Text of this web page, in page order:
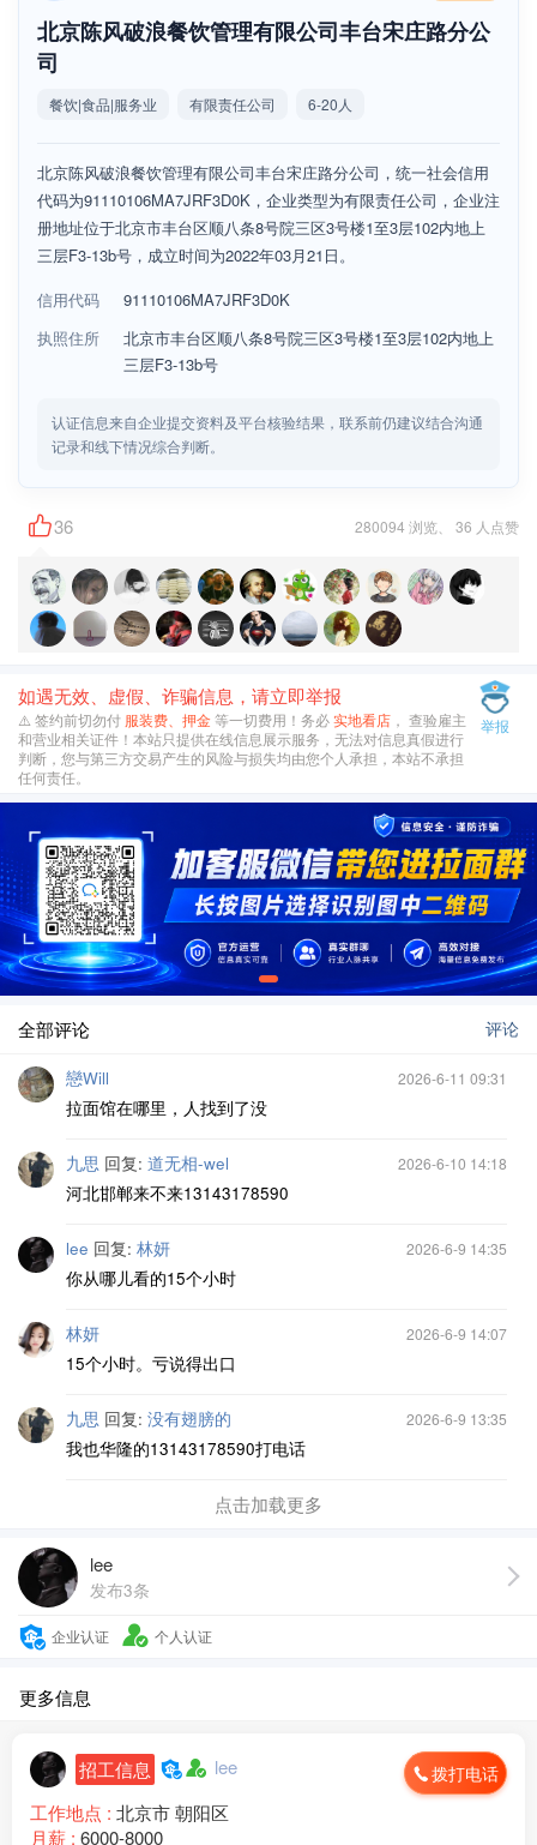
北京陈风破浪餐饮管理有限公司丰台宋庄路分公
司
餐饮|食品|服务业 有限责任公司 6-20人
北京陈风破浪餐饮管理有限公司丰台宋庄路分公司，统一社会信用
代码为91110106MA7JRF3D0K，企业类型为有限责任公司，企业注
册地址位于北京市丰台区顺八条8号院三区3号楼1至3层102内地上
三层F3-13b号，成立时间为2022年03月21日。
信用代码
91110106MA7JRF3D0K
执照住所
北京市丰台区顺八条8号院三区3号楼1至3层102内地上
三层F3-13b号
认证信息来自企业提交资料及平台核验结果，联系前仍建议结合沟通
记录和线下情况综合判断。
36 280094 浏览、 36 人点赞
如遇无效、虚假、诈骗信息，请立即举报
⚠️ 签约前切勿付 服装费、押金等一切费用！务必实地看店 ， 查验雇主
和营业相关证件！本站只提供在线信息展示服务，无法对信息真假进行
判断，您与第三方交易产生的风险与损失均由您个人承担，本站不承担
任何责任。
举报
全部评论 评论
戀Will 2026-6-11 09:31
拉面馆在哪里，人找到了没
九思 回复: 道无相-wel 2026-6-10 14:18
河北邯郸来不来13143178590
lee 回复: 林妍 2026-6-9 14:35
你从哪儿看的15个小时
林妍 2026-6-9 14:07
15个小时。亏说得出口
九思 回复: 没有翅膀的 2026-6-9 13:35
我也华隆的13143178590打电话
点击加载更多
lee
发布3条
企业认证 个人认证
更多信息
招工信息 lee 拨打电话
工作地点 : 北京市 朝阳区
月薪 : 6000-8000